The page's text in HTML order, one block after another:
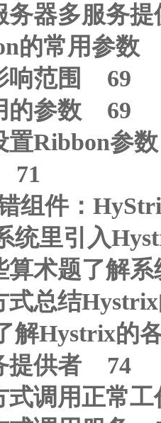
务器多服务
的常用参数
响范围 69
的参数 69
置Ribbon参
71
组件：
统里引入
算术题了解
式总结
解Hystrix的
提供者 74
式调用正常